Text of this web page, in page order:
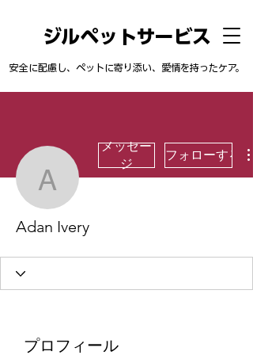
ジルペットサービス
安全に配慮し、ペットに寄り添い、愛情を持ったケア。
Adan Ivery
メッセー
ジ
フォローする
Adan Ivery
プロフィール